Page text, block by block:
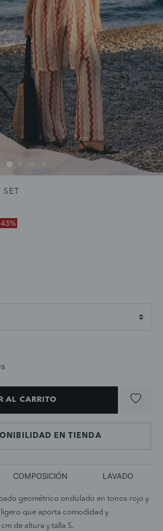
AL CARRITO
EN TIENDA
COMPOSICIÓN LAVADO
geométrico ondulado en tonos rojo y
que aporta comodidad y
de altura y talla S.